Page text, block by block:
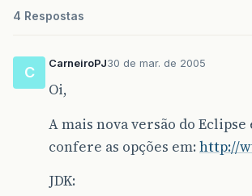
4 Respostas
C
CarneiroPJ30 de mar. de 2005
Oi,
A mais nova versão do Eclipse
confere as opções em: http://
JDK: